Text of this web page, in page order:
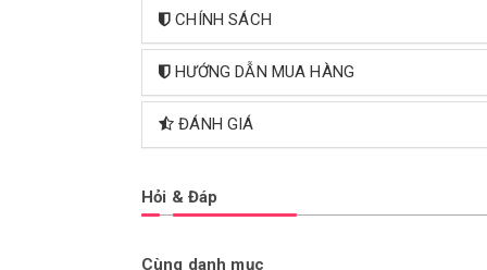
CHÍNH SÁCH
HƯỚNG DẪN MUA HÀNG
ĐÁNH GIÁ
Hỏi & Đáp
Cùng danh mục